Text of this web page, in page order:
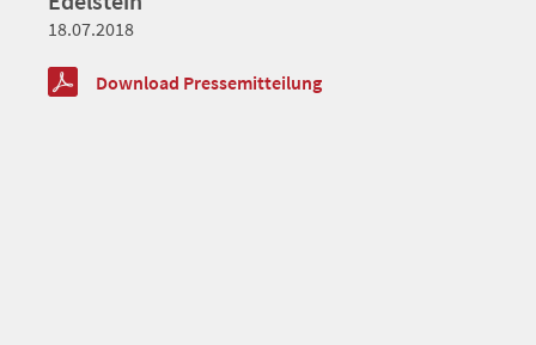
18.07.2018
Download Pressemitteilung